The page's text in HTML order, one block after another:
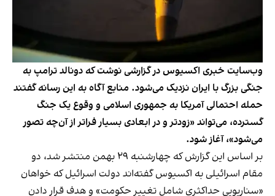
وب‌سایت خبری اکسیوس در گزارشی نوشت که دونالد ترامپ به
جنگی بزرگ با ایران نزدیک می‌شود. منابع آگاه به این رسانه گفتند
حمله احتمالی آمریکا به جمهوری اسلامی و وقوع یک جنگ
گسترده، می‌تواند «زودتر و در ابعادی بسیار فراتر از آن‌چه تصور
می‌شود»، آغاز شود.
بر اساس این گزارش که چهارشنبه ۲۹ بهمن منتشر شد، دو
مقام اسرائیلی به اکسیوس گفته‌اند دولت اسرائیل که خواهان
«سناریویی حداکثری شامل تغییر حکومت» و هدف قرار دادن